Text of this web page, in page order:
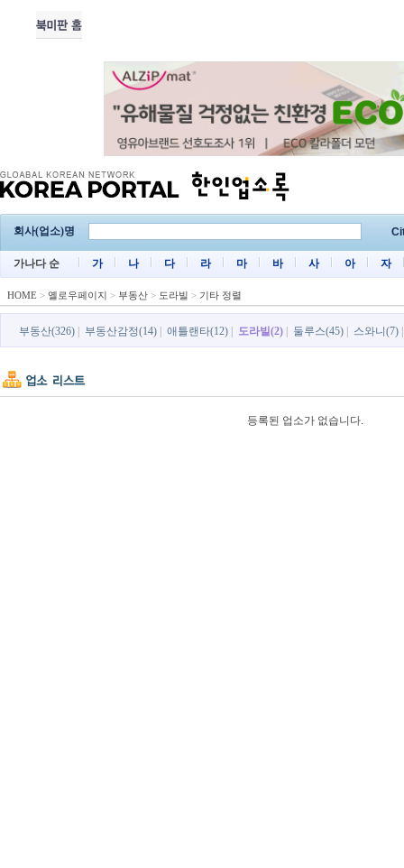
회사(업소)명
가나다 순 가 나 다 라 마 바 사 아 자
HOME > 옐로우페이지 > 부동산 > 도라빌 > 기타 정렬
부동산(326) 부동산감정(14) 애틀랜타(12) 도라빌(2) 둘루스(45) 스와니(7)
등록된 업소가 없습니다.